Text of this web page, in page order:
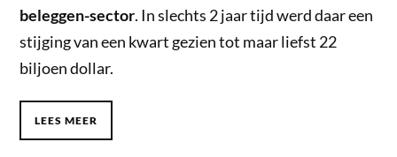
beleggen-sector. In slechts 2 jaar tijd werd daar een
stijging van een kwart gezien tot maar liefst 22
biljoen dollar.
LEES MEER